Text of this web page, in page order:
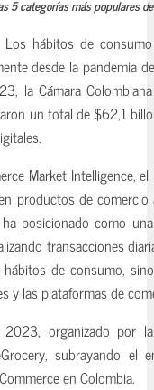
5 categorías más populares
Los hábitos de
desde la pandemia
la Cámara
un total de $62,1
Market Intelligence,
productos de
posicionado como
transacciones
de consumo,
y las plataformas de
organizado por
subrayando el
en Colombia.